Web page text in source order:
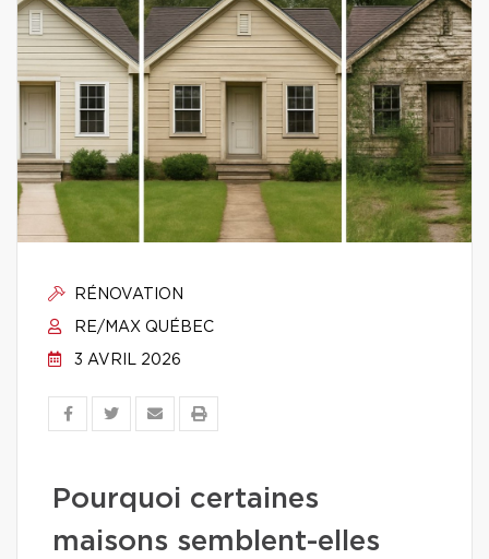
RÉNOVATION
RE/MAX QUÉBEC
3 AVRIL 2026
Pourquoi certaines
maisons semblent-elles